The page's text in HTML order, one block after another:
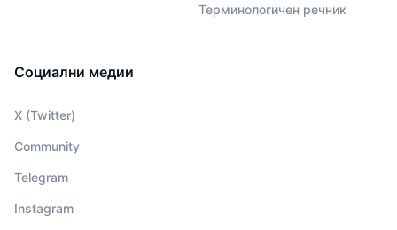
Терминологичен речник
Социални медии
X (Twitter)
Community
Telegram
Instagram